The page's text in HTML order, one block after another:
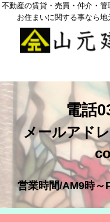
不動産の賃貸・売買・仲介・管
お住まいに関する事なら
電話
メールアド
営業時間/AM9時～